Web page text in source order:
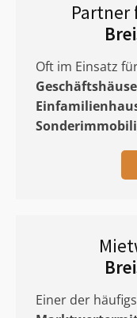
Partner
Oft im Einsatz
Einer der